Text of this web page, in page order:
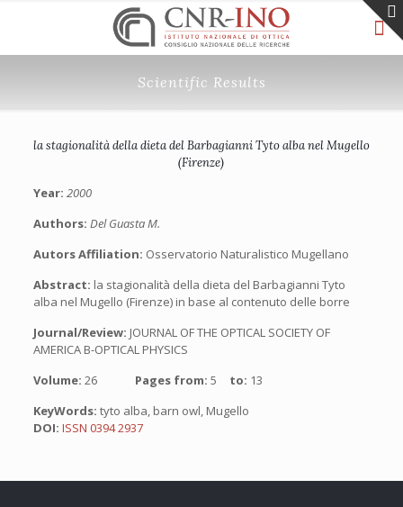
Scientific Results
la stagionalità della dieta del Barbagianni Tyto alba nel Mugello
(Firenze)
Year: 2000
Authors: Del Guasta M.
Autors Affiliation: Osservatorio Naturalistico Mugellano
Abstract: la stagionalità della dieta del Barbagianni Tyto
alba nel Mugello (Firenze) in base al contenuto delle borre
Journal/Review: JOURNAL OF THE OPTICAL SOCIETY OF
AMERICA B-OPTICAL PHYSICS
Volume: 26 Pages from: 5 to: 13
KeyWords: tyto alba, barn owl, Mugello
DOI: ISSN 0394 2937